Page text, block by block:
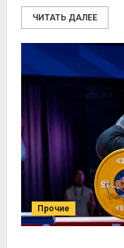
ЧИТАТЬ ДАЛЕЕ
Прочие